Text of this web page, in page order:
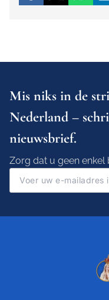
Mis niks in de
Nederland –
nieuwsbrief.
Zorg dat u geen enkel